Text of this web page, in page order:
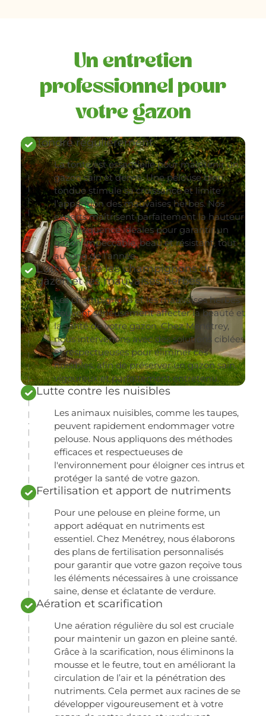
Un entretien
professionnel pour
votre gazon
Tondre régulièrement
La tonte est essentielle pour maintenir un
gazon sain et dense. Une pelouse bien
tondue stimule sa croissance et limite
l’apparition des mauvaises herbes. Nos
experts maîtrisent parfaitement la hauteur
et la fréquence idéales pour garantir un
gazon impeccable, beau et résistant, tout
au long de l’année.
Lutte contre les champignons du
gazon et les mauvaises herbes
Les champignons et les mauvaises herbes
peuvent sérieusement affecter la beauté et
la santé de votre gazon. Chez Menétrey,
nous intervenons avec des solutions ciblées
et respectueuses pour éliminer ces
nuisibles, afin de préserver un gazon sain,
vigoureux et parfaitement entretenu.
Lutte contre les nuisibles
Les animaux nuisibles, comme les taupes,
peuvent rapidement endommager votre
pelouse. Nous appliquons des méthodes
efficaces et respectueuses de
l'environnement pour éloigner ces intrus et
protéger la santé de votre gazon.
Fertilisation et apport de nutriments
Pour une pelouse en pleine forme, un
apport adéquat en nutriments est
essentiel. Chez Menétrey, nous élaborons
des plans de fertilisation personnalisés
pour garantir que votre gazon reçoive tous
les éléments nécessaires à une croissance
saine, dense et éclatante de verdure.
Aération et scarification
Une aération régulière du sol est cruciale
pour maintenir un gazon en pleine santé.
Grâce à la scarification, nous éliminons la
mousse et le feutre, tout en améliorant la
circulation de l’air et la pénétration des
nutriments. Cela permet aux racines de se
développer vigoureusement et à votre